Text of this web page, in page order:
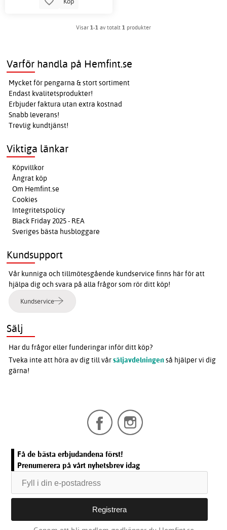
Visar 1-1 av totalt 1 produkter
Varför handla på Hemfint.se
Mycket för pengarna & stort sortiment
Endast kvalitetsprodukter!
Erbjuder faktura utan extra kostnad
Snabb leverans!
Trevlig kundtjänst!
Viktiga länkar
Köpvillkor
Ångrat köp
Om Hemfint.se
Cookies
Integritetspolicy
Black Friday 2025 - REA
Sveriges bästa husbloggare
Kundsupport
Vår kunniga och tillmötesgående kundservice finns här för att
hjälpa dig och svara på alla frågor som rör ditt köp!
Kundservice
Sälj
Har du frågor eller funderingar inför ditt köp?
Tveka inte att höra av dig till vårsäljavdelningen så hjälper vi dig
gärna!
Få de bästa erbjudandena först!
Prenumerera på vårt nyhetsbrev idag